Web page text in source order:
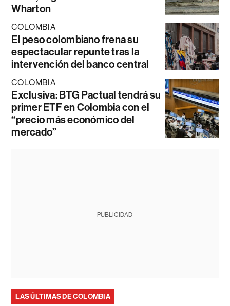
Wharton
COLOMBIA
El peso colombiano frena su
espectacular repunte tras la
intervención del banco central
COLOMBIA
Exclusiva: BTG Pactual tendrá su
primer ETF en Colombia con el
“precio más económico del
mercado”
PUBLICIDAD
LAS ÚLTIMAS DE COLOMBIA